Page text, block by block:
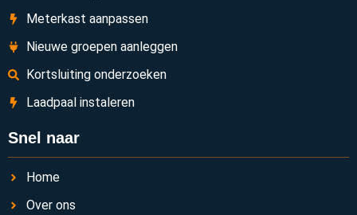
Meterkast aanpassen
Nieuwe groepen aanleggen
Kortsluiting onderzoeken
Laadpaal instaleren
Snel naar
Home
Over ons